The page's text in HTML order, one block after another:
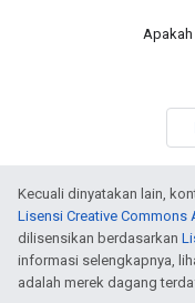
Kecuali dinyatakan lain,
Lisensi Creative Commons
dilisensikan berdasarkan
informasi selengkapnya,
adalah merek dagang